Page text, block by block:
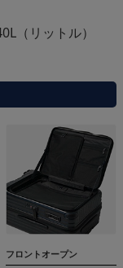
（リットル）
フロントオープン